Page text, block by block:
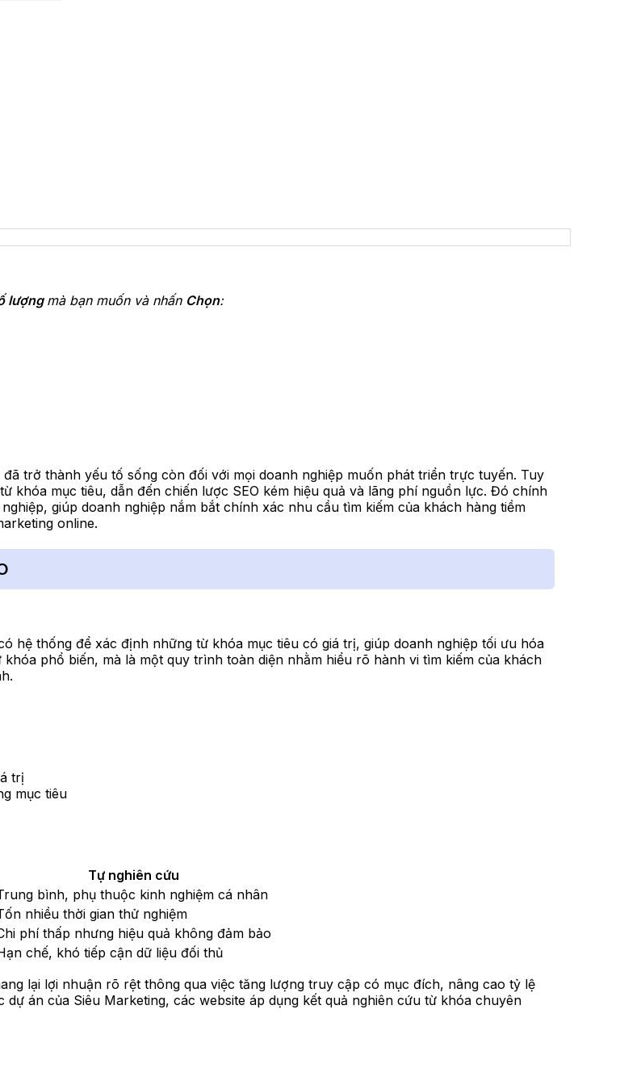
lượng mà bạn muốn và nhấn Chọn:
trở thành yếu tố sống còn đối với mọi doanh nghiệp muốn phát triển trực tuyến. Tuy
khóa mục tiêu, dẫn đến chiến lược SEO kém hiệu quả và lãng phí nguồn lực. Đó chính
giúp doanh nghiệp nắm bắt chính xác nhu cầu tìm kiếm của khách hàng tiềm
online.
hệ thống để xác định những từ khóa mục tiêu có giá trị, giúp doanh nghiệp tối ưu hóa
phổ biến, mà là một quy trình toàn diện nhằm hiểu rõ hành vi tìm kiếm của khách
trị
mục tiêu
Tự nghiên cứu
bình, phụ thuộc kinh nghiệm cá nhân
nhiều thời gian thử nghiệm
phí thấp nhưng hiệu quả không đảm bảo
chế, khó tiếp cận dữ liệu đối thủ
lại lợi nhuận rõ rệt thông qua việc tăng lượng truy cập có mục đích, nâng cao tỷ lệ
án của Siêu Marketing, các website áp dụng kết quả nghiên cứu từ khóa chuyên